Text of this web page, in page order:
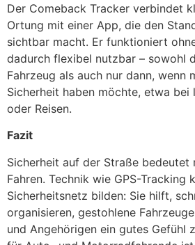
Der Comeback Tracker verbindet
Ortung mit einer App, die den
sichtbar macht. Er funktioniert
dadurch flexibel nutzbar – sowohl
Fahrzeug als auch nur dann, wenn
Sicherheit haben möchte, etwa bei
oder Reisen.
Fazit
Sicherheit auf der Straße bedeutet
Fahren. Technik wie GPS-Tracking
Sicherheitsnetz bilden: Sie hilft,
organisieren, gestohlene
und Angehörigen ein gutes Gefühl